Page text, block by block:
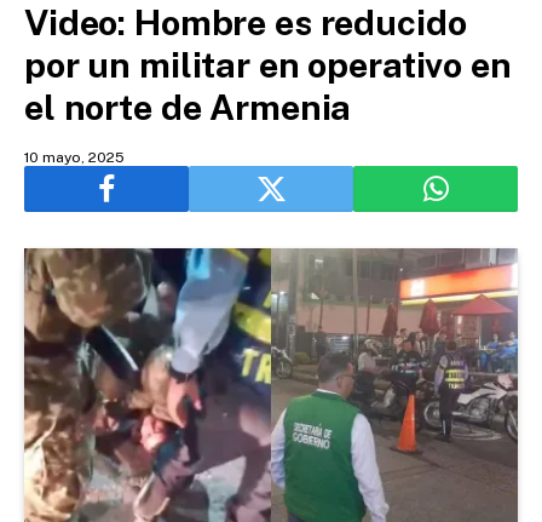
Video: Hombre es reducido
por un militar en operativo en
el norte de Armenia
10 mayo, 2025